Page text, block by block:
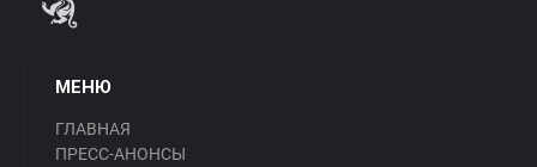
МЕНЮ
ГЛАВНАЯ
ПРЕСС-АНОНСЫ